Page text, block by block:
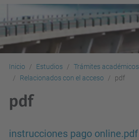
Inicio Estudios
Trámites académicos
Relacionados con el acceso
pdf
pdf
instrucciones pago online.pdf